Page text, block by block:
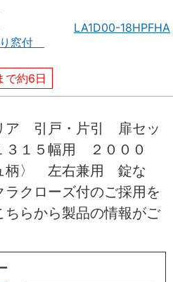
窓付
で約6日
LA1D00-18HPFHA
ア 引戸・片引 扉セッ
１５幅用 ２０００
柄〉 左右兼用 錠な
クローズ付のご採用を
らから製品の情報がご